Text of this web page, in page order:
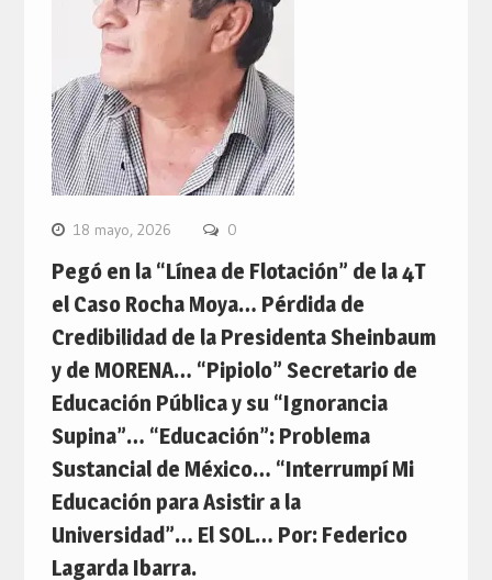
18 mayo, 2026 0
Pegó en la “Línea de Flotación” de la 4T
el Caso Rocha Moya… Pérdida de
Credibilidad de la Presidenta Sheinbaum
y de MORENA… “Pipiolo” Secretario de
Educación Pública y su “Ignorancia
Supina”… “Educación”: Problema
Sustancial de México… “Interrumpí Mi
Educación para Asistir a la
Universidad”… El SOL… Por: Federico
Lagarda Ibarra.